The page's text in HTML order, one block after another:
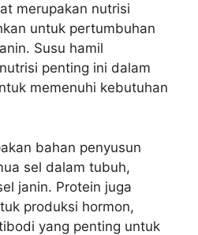
merupakan nutrisi
untuk pertumbuhan
Susu hamil
penting ini dalam
memenuhi kebutuhan
bahan penyusun
sel dalam tubuh,
janin. Protein juga
produksi hormon,
yang penting untuk